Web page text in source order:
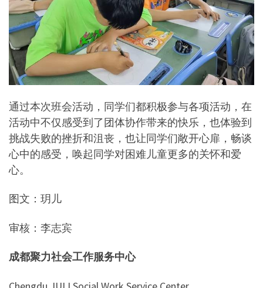
通过本次班会活动，同学们都积极参与各项活动，在
活动中不仅感受到了团体协作带来的快乐，也体验到
挑战失败的挫折和沮丧，也让同学们敞开心扉，畅谈
心中的感受，唤起同学对困难儿童更多的关怀和爱
心。
图文：玥儿
审核：李志宾
成都聚力社会工作服务中心